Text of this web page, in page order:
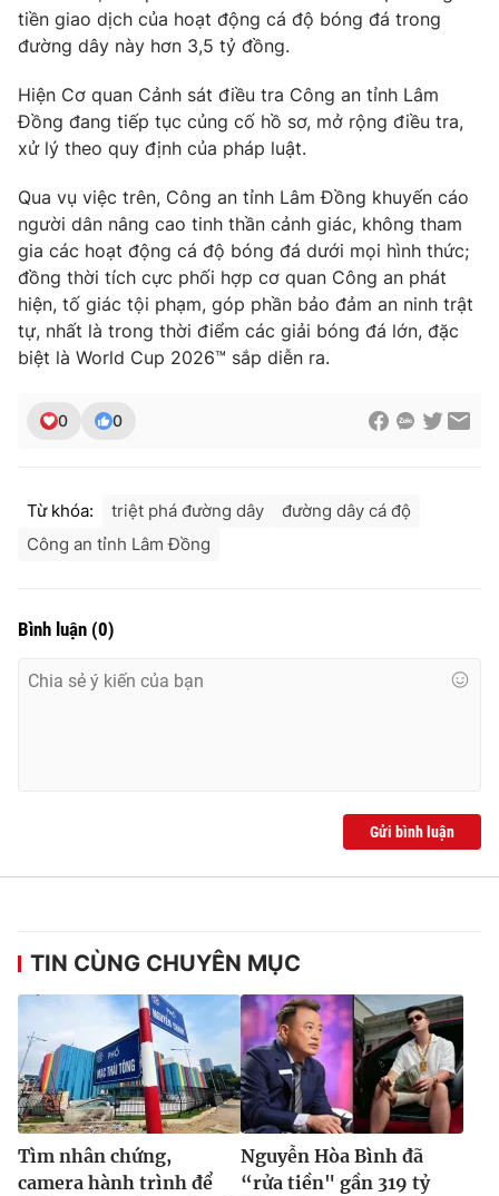
Ðiện thoại Thời báo VTV:024.66 897 897
Email:toasoan@vtv.vn
thuận bằng văn bản. Ghi rõ nguồn VTV.vn khi phát hành lại
thông tin từ website này.
tiền giao dịch của hoạt động cá độ bóng đá trong
đường dây này hơn 3,5 tỷ đồng.
Hiện Cơ quan Cảnh sát điều tra Công an tỉnh Lâm
Đồng đang tiếp tục củng cố hồ sơ, mở rộng điều tra,
xử lý theo quy định của pháp luật.
Qua vụ việc trên, Công an tỉnh Lâm Đồng khuyến cáo
người dân nâng cao tinh thần cảnh giác, không tham
gia các hoạt động cá độ bóng đá dưới mọi hình thức;
đồng thời tích cực phối hợp cơ quan Công an phát
hiện, tố giác tội phạm, góp phần bảo đảm an ninh trật
tự, nhất là trong thời điểm các giải bóng đá lớn, đặc
biệt là World Cup 2026™ sắp diễn ra.
0 0
Từ khóa: triệt phá đường dây
đường dây cá độ
Công an tỉnh Lâm Đồng
Bình luận (0)
Gửi bình luận
TIN CÙNG CHUYÊN MỤC
Tìm nhân chứng,
camera hành trình để
Nguyễn Hòa Bình đã
“rửa tiền" gần 319 tỷ